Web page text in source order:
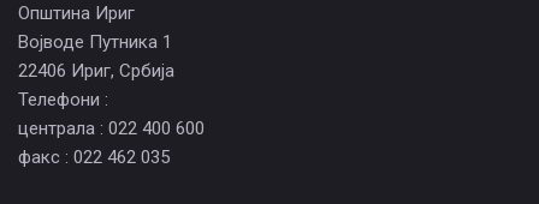
Општина Ириг
Војводе Путника 1
22406 Ириг, Србија
Телефони :
централа : 022 400 600
факс : 022 462 035